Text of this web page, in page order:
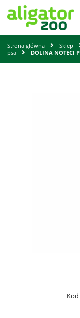
Strona główna Sklep
psa
DOLINA NOTECI